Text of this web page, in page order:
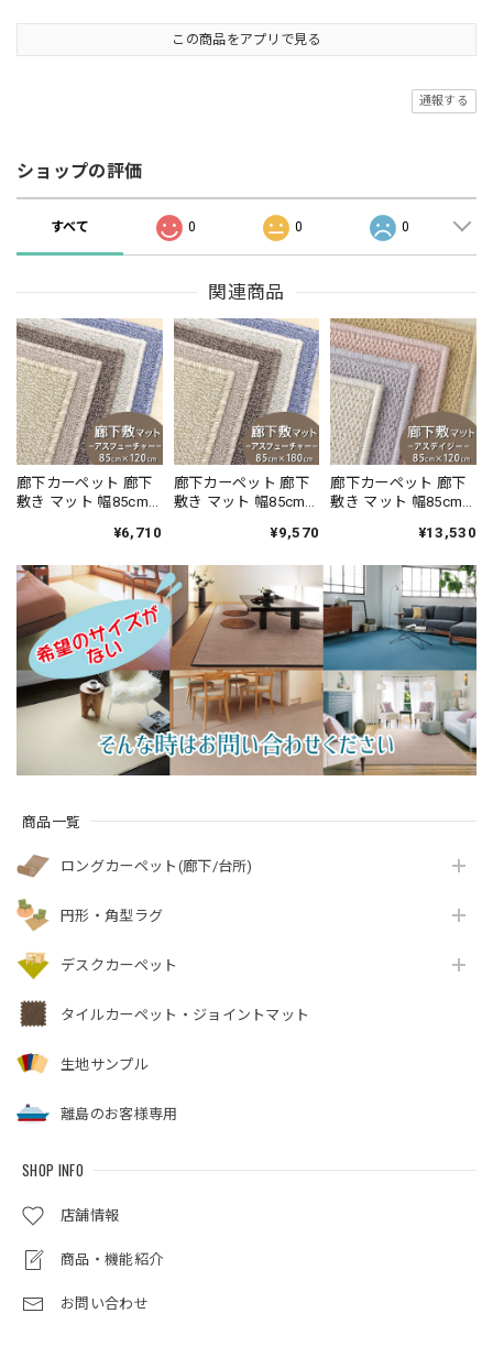
商品一覧
ロングカーペット(廊下/台所)
円形・角型ラグ
デスクカーペット
タイルカーペット・ジョイントマット
生地サンプル
離島のお客様専用
SHOP INFO
店舗情報
商品・機能紹介
お問い合わせ
この商品をアプリで見る
通報する
ショップの評価
すべて 0 0 0
関連商品
廊下カーペット 廊下
敷き マット 幅85cm×
全の「SEK 抗ウイル
加工」雰囲気のある
杢調 無地 ループタイ
プ 全5色 防炎ラベル
付『アスフューチャ
ー/FUT』
¥6,710
廊下カーペット 廊下
敷き マット 幅85cm×
全の「SEK 抗ウイル
加工」雰囲気のある
杢調 無地 ループタイ
プ 全5色 防炎ラベル
付『アスフューチャ
ー/FUT』
¥9,570
廊下カーペット 廊下
敷き マット 幅85cm×
ーズ カーペット「消
効果でイヤな臭いの
元を90％以上カッ
ト！優しい色合いの
天然素材ウール100％
無地 ループ カーペッ
ト全4色 防炎ラベル付
『アスデイジ
ー/DSY』
¥13,530